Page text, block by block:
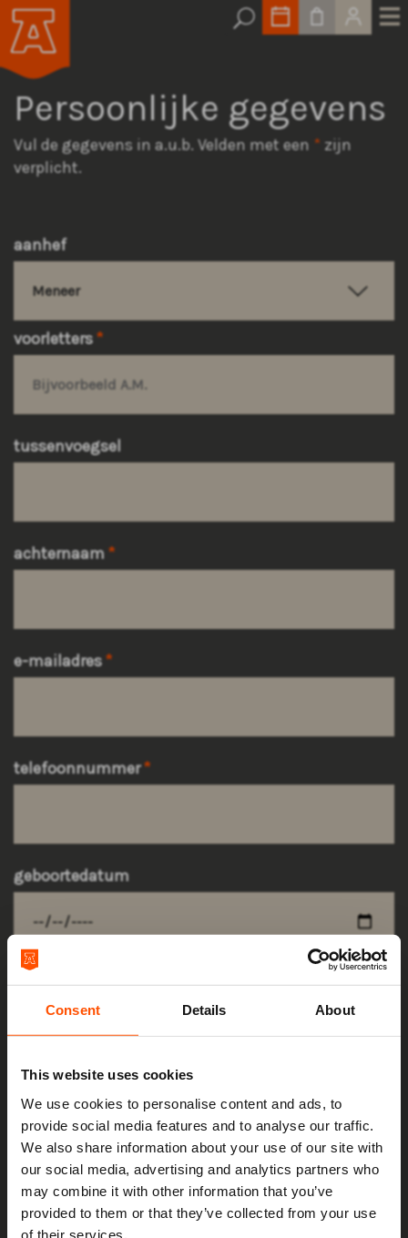
Consent Details About
This website uses cookies
We use cookies to personalise content and ads, to
provide social media features and to analyse our traffic.
We also share information about your use of our site with
our social media, advertising and analytics partners who
may combine it with other information that you’ve
provided to them or that they’ve collected from your use
of their services.
Persoonlijke gegevens
Vul de gegevens in a.u.b. Velden met een * zijn
verplicht.
aanhef
voorletters
tussenvoegsel
achternaam
e-mailadres
telefoonnummer
geboortedatum
adresgegevens
land
postcode
Mis niks